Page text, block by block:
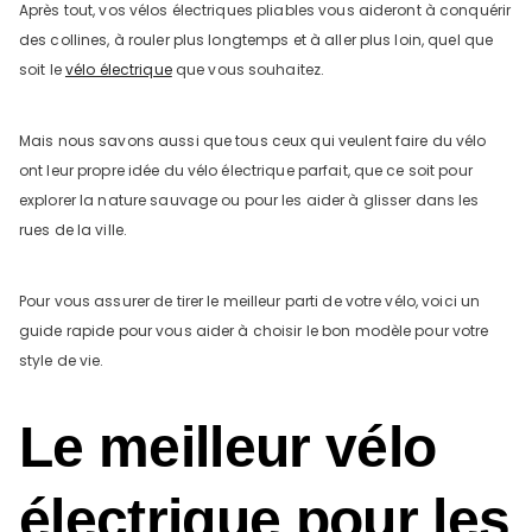
13 Reviews
€899.00 €1,399.00
AJOUTER AU PANIER
Après tout, vos vélos électriques pliables vous aideront à conquérir
des collines, à rouler plus longtemps et à aller plus loin, quel que
soit levélo électriqueque vous souhaitez.
Mais nous savons aussi que tous ceux qui veulent faire du vélo
ont leur propre idée du vélo électrique parfait, que ce soit pour
explorer la nature sauvage ou pour les aider à glisser dans les
rues de la ville.
Pour vous assurer de tirer le meilleur parti de votre vélo, voici un
guide rapide pour vous aider à choisir le bon modèle pour votre
style de vie.
Le meilleur vélo